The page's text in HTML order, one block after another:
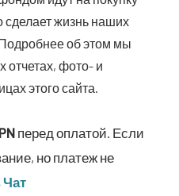
сделает жизнь наших
об этом мы
отчетах, фото- и
этого сайта.
перед оплатой. Если
но платеж не
Чат